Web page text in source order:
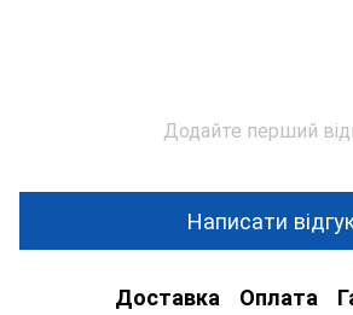
Додайте перший
Написати
Доставка Оплата